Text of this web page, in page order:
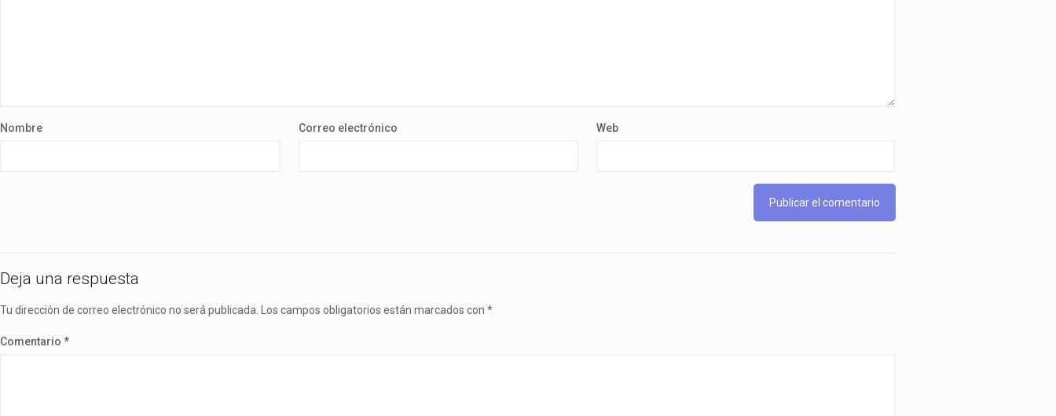
Nombre Correo electrónico Web
Deja una respuesta
Tu dirección de correo electrónico no será publicada. Los campos obligatorios están marcados con *
Comentario *